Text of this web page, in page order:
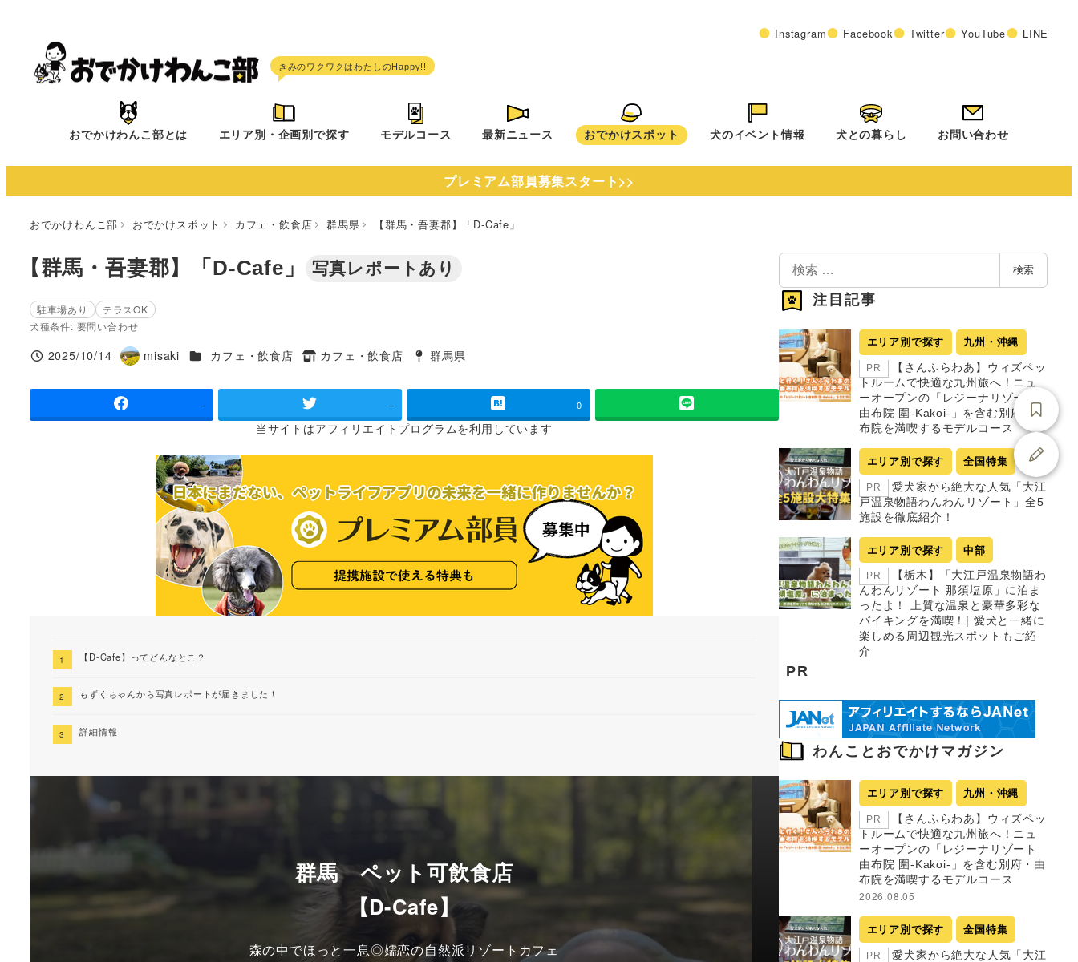
へ
Instagram Facebook Twitter YouTube LINE
おでかけわんこ部とは エリア別・企画別で探す モデルコース 最新ニュース おでかけスポット 犬のイベント情報 犬との暮らし お問い合わせ
プレミアム部員募集スタート>>
おでかけわんこ部 おでかけスポット カフェ・飲食店 群馬県 【群馬・吾妻郡】「D-Cafe」
【群馬・吾妻郡】「D-Cafe」 写真レポートあり
駐車場あり
テラスOK
犬種条件: 要問い合わせ
投稿日
2025/10/14
著
misaki 施設ジャンル
カフェ・飲食店
タグ
カフェ・飲食店
タグ
群馬県
- - 0
当サイトはアフィリエイトプログラムを利用しています
【D-Cafe】ってどんなとこ？
もずくちゃんから写真レポートが届きました！
詳細情報
群馬 ペット可飲食店
【D-Cafe】
森の中でほっと一息◎嬬恋の自然派リゾートカフェ
検
索
検索
注目記事
エリア別で探す 九州・沖縄
PR
【さんふらわあ】ウィズペッ
トルームで快適な九州旅へ！ニュ
ーオープンの「レジーナリゾート
由布院 圍-Kakoi-」を含む別府・由
布院を満喫するモデルコース
エリア別で探す 全国特集
PR
愛犬家から絶大な人気「大江
戸温泉物語わんわんリゾート」全5
施設を徹底紹介！
エリア別で探す 中部
PR
【栃木】「大江戸温泉物語わ
んわんリゾート 那須塩原」に泊ま
ったよ！ 上質な温泉と豪華多彩な
バイキングを満喫！| 愛犬と一緒に
楽しめる周辺観光スポットもご紹
介
PR
わんことおでかけマガジン
エリア別で探す 九州・沖縄
PR
【さんふらわあ】ウィズペッ
トルームで快適な九州旅へ！ニュ
ーオープンの「レジーナリゾート
由布院 圍-Kakoi-」を含む別府・由
布院を満喫するモデルコース
2026.08.05
エリア別で探す 全国特集
PR
愛犬家から絶大な人気「大江